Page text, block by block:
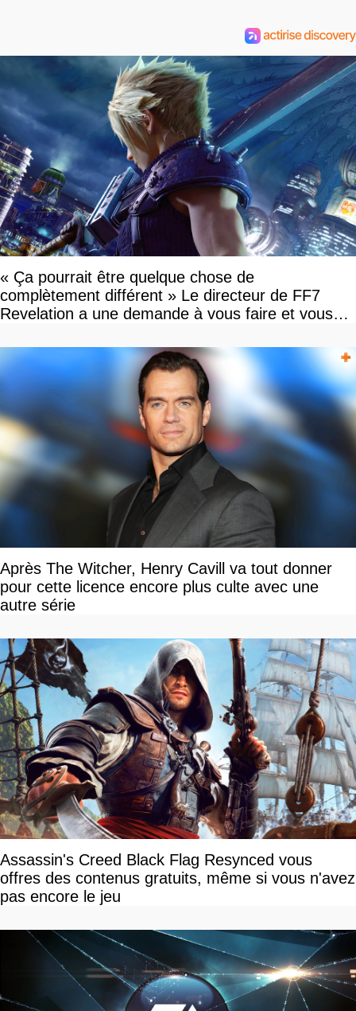
« Ça pourrait être quelque chose de
complètement différent » Le directeur de FF7
Revelation a une demande à vous faire et vous
Après The Witcher, Henry Cavill va tout donner
pour cette licence encore plus culte avec une
autre série
Assassin's Creed Black Flag Resynced vous
offres des contenus gratuits, même si vous n'avez
pas encore le jeu